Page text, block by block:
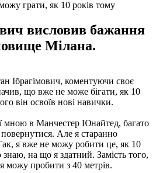
висловив бажання
Мілана.
Ібрагімович, коментуючи своє
що вже не може бігати, як 10
він освоїв нові навички.
мною в Манчестер Юнайтед, багато
Але я старанно
я вже не можу робити це, як 10
знаю, на що я здатний. Замість того,
можу пробити з 40 метрів.